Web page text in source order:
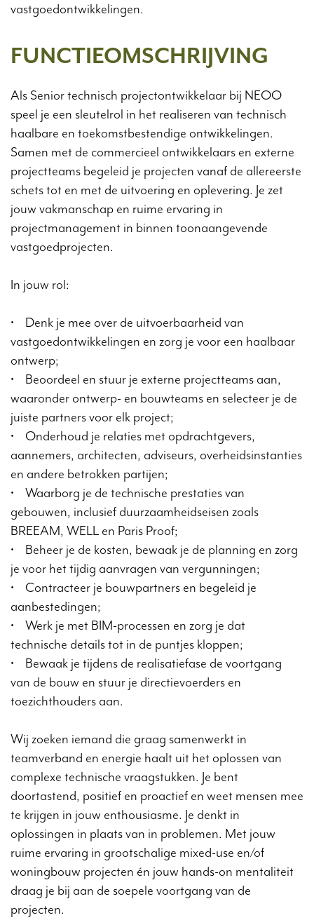
vastgoedontwikkelingen.
FUNCTIEOMSCHRIJVING
Als Senior technisch projectontwikkelaar bij NEOO
speel je een sleutelrol in het realiseren van technisch
haalbare en toekomstbestendige ontwikkelingen.
Samen met de commercieel ontwikkelaars en externe
projectteams begeleid je projecten vanaf de allereerste
schets tot en met de uitvoering en oplevering. Je zet
jouw vakmanschap en ruime ervaring in
projectmanagement in binnen toonaangevende
vastgoedprojecten.
In jouw rol:
• Denk je mee over de uitvoerbaarheid van
vastgoedontwikkelingen en zorg je voor een haalbaar
ontwerp;
• Beoordeel en stuur je externe projectteams aan,
waaronder ontwerp- en bouwteams en selecteer je de
juiste partners voor elk project;
• Onderhoud je relaties met opdrachtgevers,
aannemers, architecten, adviseurs, overheidsinstanties
en andere betrokken partijen;
• Waarborg je de technische prestaties van
gebouwen, inclusief duurzaamheidseisen zoals
BREEAM, WELL en Paris Proof;
• Beheer je de kosten, bewaak je de planning en zorg
je voor het tijdig aanvragen van vergunningen;
• Contracteer je bouwpartners en begeleid je
aanbestedingen;
• Werk je met BIM-processen en zorg je dat
technische details tot in de puntjes kloppen;
• Bewaak je tijdens de realisatiefase de voortgang
van de bouw en stuur je directievoerders en
toezichthouders aan.
Wij zoeken iemand die graag samenwerkt in
teamverband en energie haalt uit het oplossen van
complexe technische vraagstukken. Je bent
doortastend, positief en proactief en weet mensen mee
te krijgen in jouw enthousiasme. Je denkt in
oplossingen in plaats van in problemen. Met jouw
ruime ervaring in grootschalige mixed-use en/of
woningbouw projecten én jouw hands-on mentaliteit
draag je bij aan de soepele voortgang van de
projecten.